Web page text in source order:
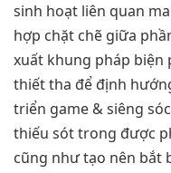
sinh hoạt liên quan
hợp chặt chẽ giữa
xuất khung pháp biện
thiết tha để định
triển game & siêng
thiếu sót trong được
cũng như tạo nên bắt